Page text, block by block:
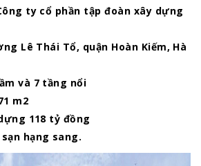
ty cổ phần tập đoàn xây dựng
Lê Thái Tổ, quận Hoàn Kiếm, Hà
và 7 tầng nổi
m2
118 tỷ đồng
hạng sang.